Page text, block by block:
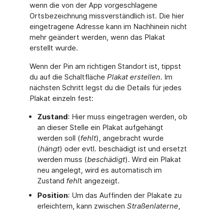
wenn die von der App vorgeschlagene
Ortsbezeichnung missverständlich ist. Die hier
eingetragene Adresse kann im Nachhinein nicht
mehr geändert werden, wenn das Plakat
erstellt wurde.
Wenn der Pin am richtigen Standort ist, tippst
du auf die Schaltfläche Plakat erstellen. Im
nächsten Schritt legst du die Details für jedes
Plakat einzeln fest:
Zustand: Hier muss eingetragen werden, ob
an dieser Stelle ein Plakat aufgehängt
werden soll (fehlt), angebracht wurde
(hängt) oder evtl. beschädigt ist und ersetzt
werden muss (beschädigt). Wird ein Plakat
neu angelegt, wird es automatisch im
Zustand fehlt angezeigt.
Position: Um das Auffinden der Plakate zu
erleichtern, kann zwischen Straßenlaterne,